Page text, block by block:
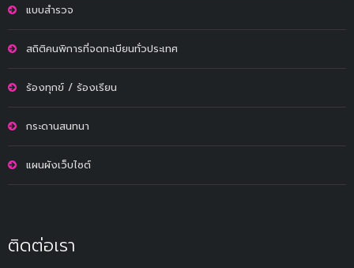
แบบสำรวจ
สถิติคนพิการที่จดทะเบียนทั่วประเทศ
ร้องทุกข์ / ร้องเรียน
กระดานสนทนา
แผนผังเว็บไซต์
ติดต่อเรา